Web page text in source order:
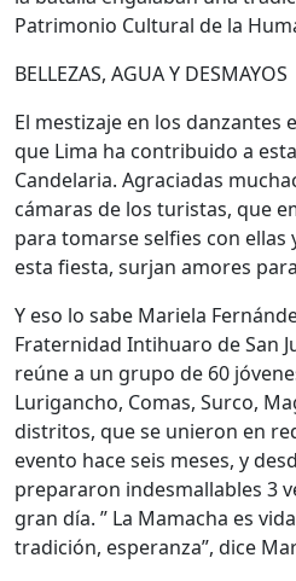
Patrimonio Cultural de la
BELLEZAS, AGUA Y DESMAYOS
El mestizaje en los danzantes
que Lima ha contribuido a
Candelaria. Agraciadas
cámaras de los turistas, que
para tomarse selfies con ellas
esta fiesta, surjan amores
Y eso lo sabe Mariela
Fraternidad Intihuaro de San
reúne a un grupo de 60
Lurigancho, Comas, Surco,
distritos, que se unieron en
evento hace seis meses, y
prepararon indesmallables 3
gran día. ” La Mamacha es
tradición, esperanza”, dice